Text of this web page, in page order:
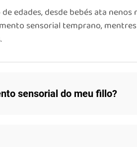
edades, desde bebés ata nenos
sensorial temprano,
sensorial do meu fillo?